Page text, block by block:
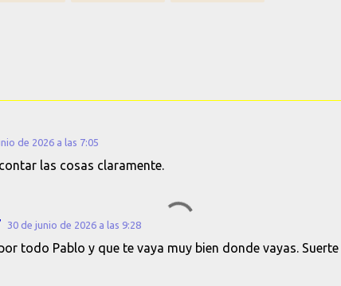
de 2026 a las 7:05
las cosas claramente.
30 de junio de 2026 a las 9:28
todo Pablo y que te vaya muy bien donde vayas. Suerte